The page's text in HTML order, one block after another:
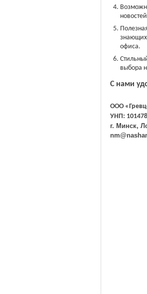
офиса.
выбора
С нами
ООО
УНП:
г. Минск,